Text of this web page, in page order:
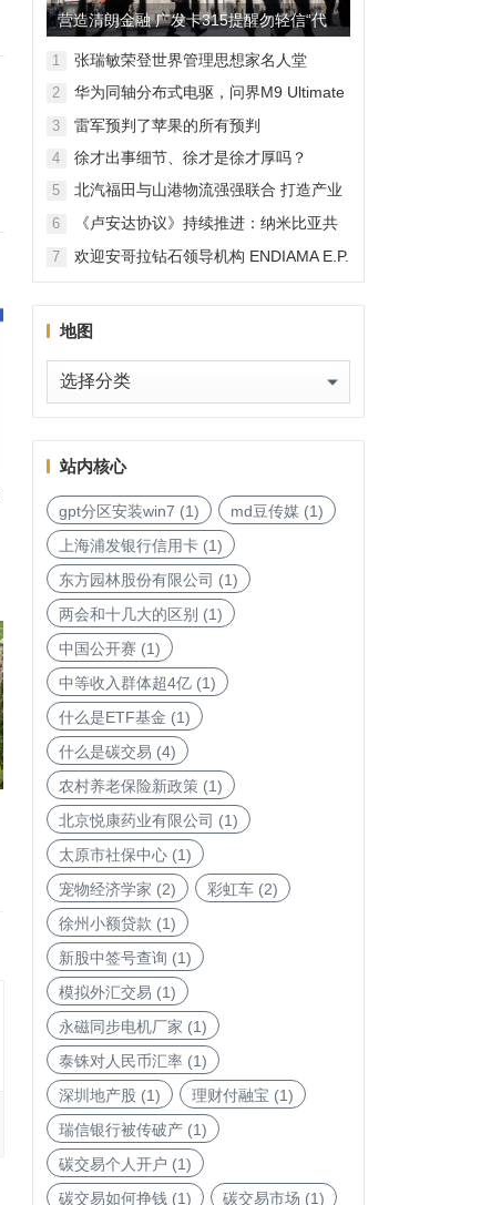
营造清朗金融 广发卡315提醒勿轻信“代
理维权”
1 张瑞敏荣登世界管理思想家名人堂
2
华为同轴分布式电驱，问界M9 Ultimate
背后的“车轮思想者”
3 雷军预判了苹果的所有预判
4 徐才出事细节、徐才是徐才厚吗？
5
北汽福田与山港物流强强联合 打造产业
融合新范本
6
《卢安达协议》持续推进：纳米比亚共
和国加入，印度宝石与珠宝出口促进委
员会与迪拜多种商品交易中心启动加入
7
欢迎安哥拉钻石领导机构 ENDIAMA E.P.
地图
地
图
站内核心
gpt分区安装win7 (1) md豆传媒(1)
上海浦发银行信用卡(1)
东方园林股份有限公司 (1)
两会和十几大的区别 (1)
中国公开赛(1)
中等收入群体超4亿(1)
什么是ETF基金 (1)
什么是碳交易 (4)
农村养老保险新政策(1)
北京悦康药业有限公司 (1)
太原市社保中心(1)
宠物经济学家 (2) 彩虹车(2)
徐州小额贷款 (1)
新股中签号查询 (1)
模拟外汇交易 (1)
永磁同步电机厂家 (1)
泰铢对人民币汇率(1)
深圳地产股 (1) 理财付融宝 (1)
瑞信银行被传破产(1)
碳交易个人开户 (1)
碳交易如何挣钱(1) 碳交易市场 (1)